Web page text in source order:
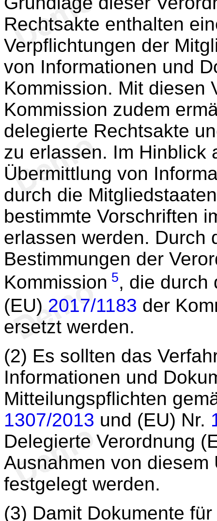
Rechtsakte enthalten
Verpflichtungen der
von Informationen und
Kommission. Mit diesen
Kommission zudem
delegierte Rechtsakte
zu erlassen. Im Hinblick
Übermittlung von
durch die
bestimmte Vorschriften
erlassen werden. Durch
Bestimmungen der
Kommission 5, die durch
(EU) 2017/1183 der
ersetzt werden.
(2) Es sollten das
Informationen und
Mitteilungspflichten
1307/2013 und (EU) Nr.
Delegierte Verordnung
Ausnahmen von
festgelegt werden.
(3) Damit Dokumente